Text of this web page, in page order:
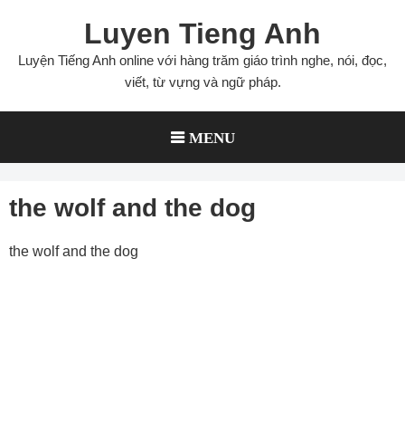
content
Luyen Tieng Anh
Luyện Tiếng Anh online với hàng trăm giáo trình nghe, nói, đọc,
viết, từ vựng và ngữ pháp.
MENU
the wolf and the dog
the wolf and the dog